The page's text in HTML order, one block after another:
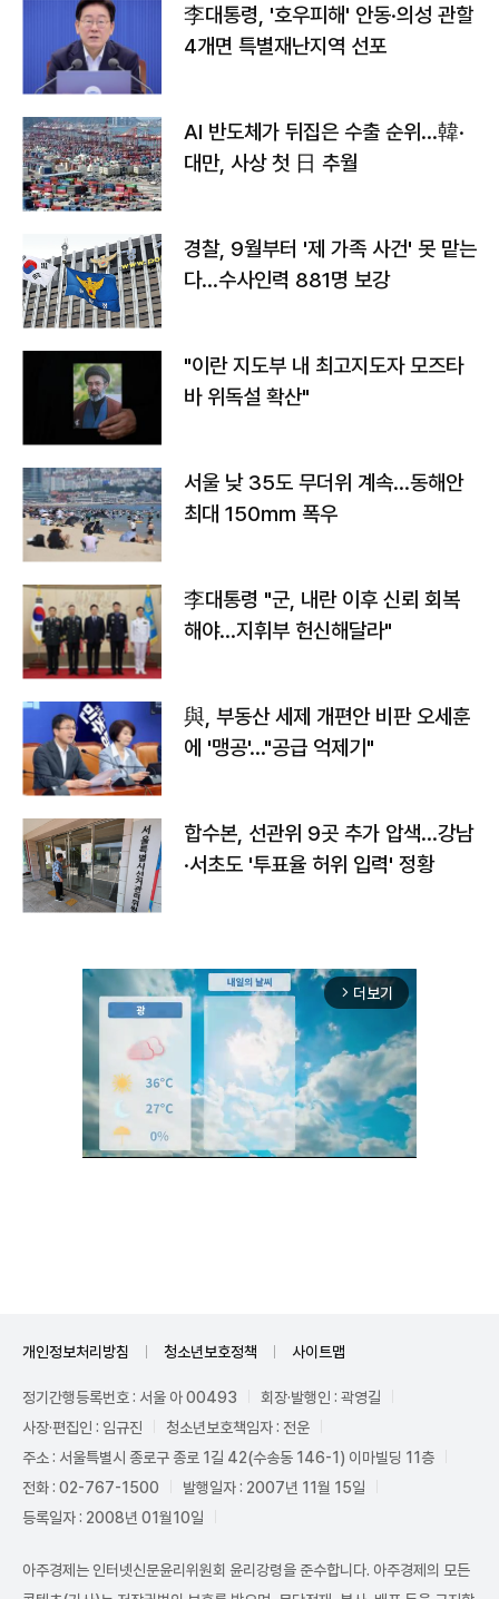
李대통령, '호우피해' 안동·의성 관할
4개면 특별재난지역 선포
AI 반도체가 뒤집은 수출 순위…韓·
대만, 사상 첫 日 추월
경찰, 9월부터 '제 가족 사건' 못 맡는
다…수사인력 881명 보강
"이란 지도부 내 최고지도자 모즈타
바 위독설 확산"
서울 낮 35도 무더위 계속…동해안
최대 150㎜ 폭우
李대통령 "군, 내란 이후 신뢰 회복
해야…지휘부 헌신해달라"
與, 부동산 세제 개편안 비판 오세훈
에 '맹공'…"공급 억제기"
합수본, 선관위 9곳 추가 압색…강남
·서초도 '투표율 허위 입력' 정황
arrow_forward_ios 더보기
개인정보처리방침 청소년보호정책 사이트맵
정기간행등록번호 : 서울 아 00493
회장·발행인 : 곽영길
사장·편집인 : 임규진
청소년보호책임자 : 전운
주소 : 서울특별시 종로구 종로 1길 42(수송동 146-1) 이마빌딩 11층
전화 : 02-767-1500
발행일자 : 2007년 11월 15일
등록일자 : 2008년 01월10일
아주경제는 인터넷신문윤리위원회 윤리강령을 준수합니다. 아주경제의 모든